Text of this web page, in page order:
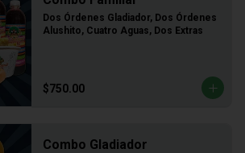
Dos Órdenes Gladiador, Dos Órdenes
Alushito, Cuatro Aguas, Dos Extras
$750.00
Combo Gladiador